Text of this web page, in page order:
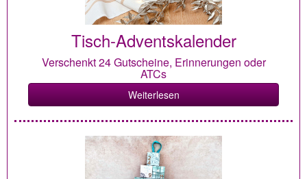
Tisch-Adventskalender
Verschenkt 24 Gutscheine, Erinnerungen oder
ATCs
Weiterlesen